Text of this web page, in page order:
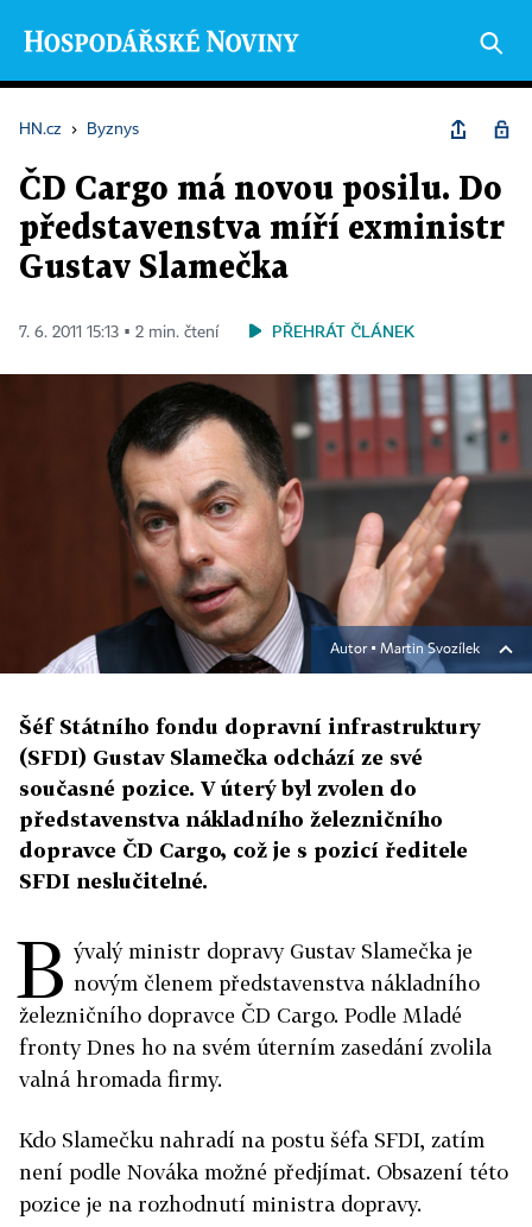
HN.cz › Byznys
ČD Cargo má novou posilu. Do
představenstva míří exministr
Gustav Slamečka
7. 6. 2011 15:13 ▪ 2 min. čtení PŘEHRÁT ČLÁNEK
Autor ▪ Martin Svozílek
Šéf Státního fondu dopravní infrastruktury
(SFDI) Gustav Slamečka odchází ze své
současné pozice. V úterý byl zvolen do
představenstva nákladního železničního
dopravce ČD Cargo, což je s pozicí ředitele
SFDI neslučitelné.
B ývalý ministr dopravy Gustav Slamečka je
novým členem představenstva nákladního
železničního dopravce ČD Cargo. Podle Mladé
fronty Dnes ho na svém úterním zasedání zvolila
valná hromada firmy.
Kdo Slamečku nahradí na postu šéfa SFDI, zatím
není podle Nováka možné předjímat. Obsazení této
pozice je na rozhodnutí ministra dopravy.